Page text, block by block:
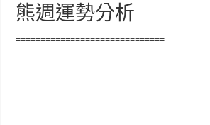
熊週運勢分析
==============================